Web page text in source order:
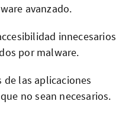
avanzado.
innecesarios
por malware.
las aplicaciones
no sean necesarios.